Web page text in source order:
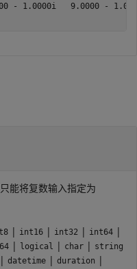
- 1.0000i   9.0000 -
能将复数输入指定为
| int16 | int32 | int64 |
| logical | char | string
| datetime | duration |